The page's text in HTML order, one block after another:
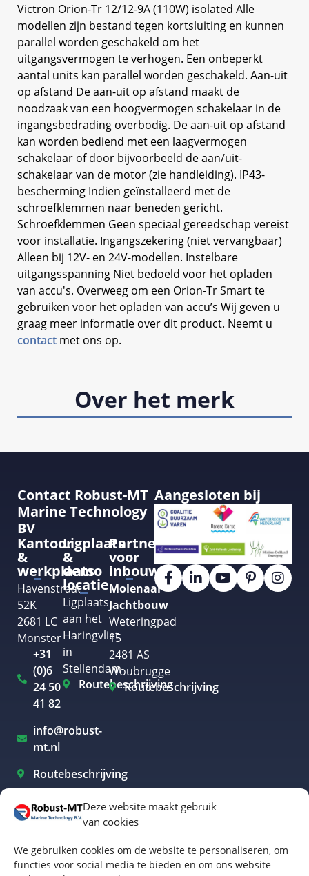
Deze website maakt gebruik
van cookies
We gebruiken cookies om de website te personaliseren, om
functies voor social media te bieden en om ons website
Over het merk
Victron Orion-Tr 12/12-9A (110W) isolated Alle
modellen zijn bestand tegen kortsluiting en kunnen
parallel worden geschakeld om het
uitgangsvermogen te verhogen. Een onbeperkt
aantal units kan parallel worden geschakeld. Aan-uit
op afstand De aan-uit op afstand maakt de
noodzaak van een hoogvermogen schakelaar in de
ingangsbedrading overbodig. De aan-uit op afstand
kan worden bediend met een laagvermogen
schakelaar of door bijvoorbeeld de aan/uit-
schakelaar van de motor (zie handleiding). IP43-
bescherming Indien geïnstalleerd met de
schroefklemmen naar beneden gericht.
Schroefklemmen Geen speciaal gereedschap vereist
voor installatie. Ingangszekering (niet vervangbaar)
Alleen bij 12V- en 24V-modellen. Instelbare
uitgangsspanning Niet bedoeld voor het opladen
van accu's. Overweeg om een Orion-Tr Smart te
gebruiken voor het opladen van accu’s Wij geven u
graag meer informatie over dit product. Neemt u
contact met ons op.
Contact Robust-MT
Marine Technology
BV
Kantoor
&
werkplaats
Havenstraat
52K
2681 LC
Monster
+31
(0)6
24 50
41 82
info@robust-
mt.nl
Routebeschrijving
Ligplaats
&
demo
locatie
Ligplaats
aan het
Haringvliet
in
Stellendam
Routebeschrijving
Partner
voor
inbouw
Molenaar
Jachtbouw
Weteringpad
15
2481 AS
Woubrugge
Routebeschrijving
Aangesloten bij
Elektrisch varen Westland
Elektrisch varen Rotterdam